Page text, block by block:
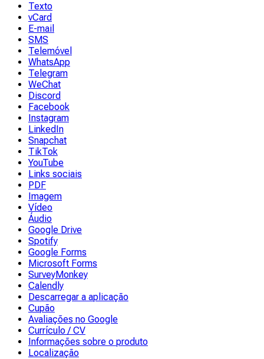
Texto
vCard
E-mail
SMS
Telemóvel
WhatsApp
Telegram
WeChat
Discord
Facebook
Instagram
LinkedIn
Snapchat
TikTok
YouTube
Links sociais
PDF
Imagem
Vídeo
Áudio
Google Drive
Spotify
Google Forms
Microsoft Forms
SurveyMonkey
Calendly
Descarregar a aplicação
Cupão
Avaliações no Google
Currículo / CV
Informações sobre o produto
Localização